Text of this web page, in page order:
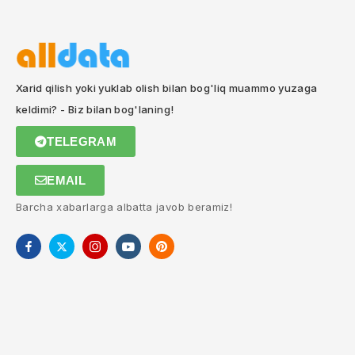
Xarid qilish yoki yuklab olish bilan bog'liq muammo yuzaga
keldimi? - Biz bilan bog'laning!
TELEGRAM
EMAIL
Barcha xabarlarga albatta javob beramiz!